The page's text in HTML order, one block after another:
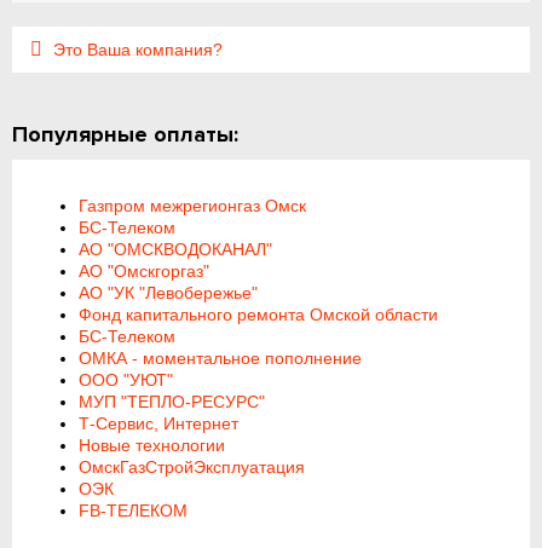
Это Ваша компания?
Популярные оплаты:
Газпром межрегионгаз Омск
БС-Телеком
АО "ОМСКВОДОКАНАЛ"
АО "Омскгоргаз"
АО "УК "Левобережье"
Фонд капитального ремонта Омской области
БС-Телеком
ОМКА - моментальное пополнение
ООО "УЮТ"
МУП "ТЕПЛО-РЕСУРС"
Т-Сервис, Интернет
Новые технологии
ОмскГазСтройЭксплуатация
ОЭК
FB-ТЕЛЕКОМ